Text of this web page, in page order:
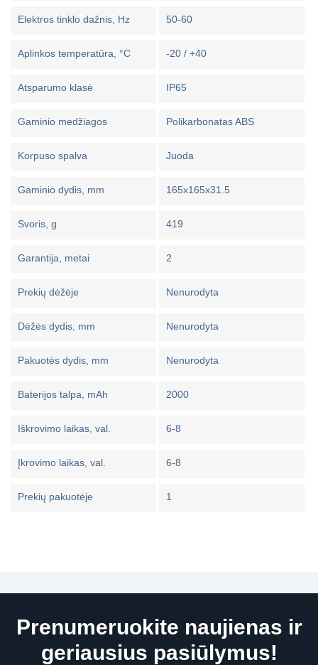
Elektros tinklo dažnis, Hz 50-60
Aplinkos temperatūra, °C -20 / +40
Atsparumo klasė IP65
Gaminio medžiagos Polikarbonatas ABS
Korpuso spalva Juoda
Gaminio dydis, mm 165x165x31.5
Svoris, g 419
Garantija, metai 2
Prekių dėžėje Nenurodyta
Dėžės dydis, mm Nenurodyta
Pakuotės dydis, mm Nenurodyta
Baterijos talpa, mAh 2000
Iškrovimo laikas, val. 6-8
Įkrovimo laikas, val. 6-8
Prekių pakuotėje 1
Prenumeruokite naujienas ir
geriausius pasiūlymus!